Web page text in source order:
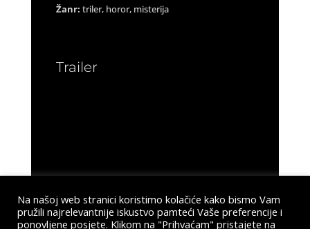
Žanr: triler, horor, misterija
Trailer
Na našoj web stranici koristimo kolačiće kako bismo Vam
pružili najrelevantnije iskustvo pamteći Vaše preferencije i
ponovljene posjete. Klikom na "Prihvaćam" pristajete na